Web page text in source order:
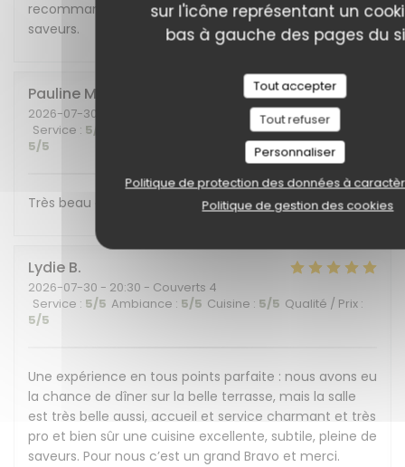
sur l'icône représentant un
bas à gauche des pages du
Tout accepter
Tout refuser
Personnaliser
Politique de protection des données à
Politique de gestion des cookies
recommandons cet endroit plein de charme et de
saveurs.
Pauline M
2026-07-30
Service : 5/5 Cuisine:5/5 Qualité / Prix
5/5
Très beau cadre et belle découverte gustative !
Lydie B
2026-07-30 - 20:30 - Couverts 4
Service : 5/5 Ambiance : 5/5 Cuisine : 5/5 Qualité / Prix :
5/5
Une expérience en tous points parfaite : nous avons eu
la chance de dîner sur la belle terrasse, mais la salle
est très belle aussi, accueil et service charmant et très
pro et bien sûr une cuisine excellente, subtile, pleine de
saveurs. Pour nous c’est un grand Bravo et merci.